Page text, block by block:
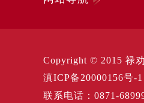
Copyright © 2015 禄
滇ICP备20000156号-1
联系电话：0871-